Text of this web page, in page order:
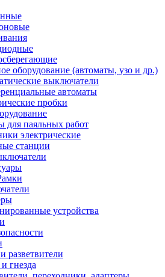
оборудование (автоматы, узо и др.)
выключатели
автоматы
пробки
для паяльных работ
электрические
станции
устройства
разветвители
гнезда